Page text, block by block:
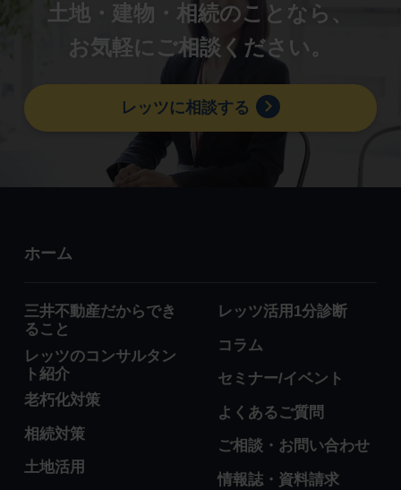
土地・建物・相続のことなら、
お気軽にご相談ください。
レッツに相談する
ホーム
三井不動産だからでき
ること
レッツのコンサルタン
ト紹介
老朽化対策
相続対策
土地活用
レッツ活用1分診断
コラム
セミナー/イベント
よくあるご質問
ご相談・お問い合わせ
情報誌・資料請求